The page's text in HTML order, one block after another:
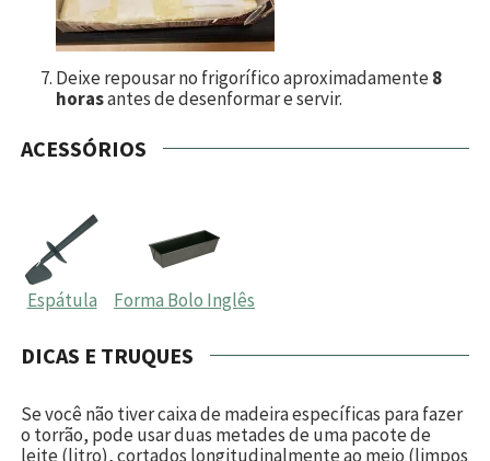
Deixe repousar no frigorífico aproximadamente8
horasantes de desenformar e servir.
ACESSÓRIOS
Espátula Forma Bolo Inglês
DICAS E TRUQUES
Se você não tiver caixa de madeira específicas para fazer
o torrão, pode usar duas metades de uma pacote de
leite (litro), cortados longitudinalmente ao meio (limpos